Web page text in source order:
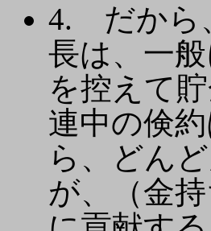
4. だから
長は、一
を控えて
連中の倹
ら、どん
が、（金